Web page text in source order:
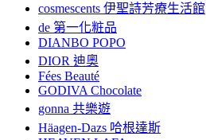
cosmescents 伊聖詩芳療生活館
de 第一化粧品
DIANBO POPO
DIOR 迪奧
Fées Beauté
GODIVA Chocolate
gonna 共樂遊
Häagen-Dazs 哈根達斯